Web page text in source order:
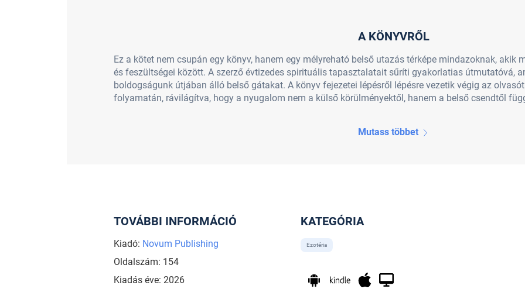
A KÖNYVRŐL
Ez a kötet nem csupán egy könyv, hanem egy mélyreható belső utazás térképe mindazoknak, akik
és feszültségei között. A szerző évtizedes spirituális tapasztalatait sűríti gyakorlatias útmutatóvá,
boldogságunk útjában álló belső gátakat. A könyv fejezetei lépésről lépésre vezetik végig az
folyamatán, rávilágítva, hogy a nyugalom nem a külső körülményektől, hanem a belső csendtől
Mutass többet
TOVÁBBI INFORMÁCIÓ
Kiadó: Novum Publishing
Oldalszám: 154
Kiadás éve: 2026
KATEGÓRIA
Ezotéria